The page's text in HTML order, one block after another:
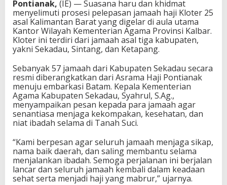
Pontianak, (IE) — Suasana haru dan khidmat
menyelimuti prosesi pelepasan jamaah haji Kloter 25
asal Kalimantan Barat yang digelar di aula utama
Kantor Wilayah Kementerian Agama Provinsi Kalbar.
Kloter ini terdiri dari jamaah asal tiga kabupaten,
yakni Sekadau, Sintang, dan Ketapang.
Sebanyak 57 jamaah dari Kabupaten Sekadau secara
resmi diberangkatkan dari Asrama Haji Pontianak
menuju embarkasi Batam. Kepala Kementerian
Agama Kabupaten Sekadau, Syahrul, S.Ag.,
menyampaikan pesan kepada para jamaah agar
senantiasa menjaga kekompakan, kesehatan, dan
niat ibadah selama di Tanah Suci.
“Kami berpesan agar seluruh jamaah menjaga sikap,
nama baik daerah, dan saling membantu selama
menjalankan ibadah. Semoga perjalanan ini berjalan
lancar dan seluruh jamaah kembali dalam keadaan
sehat serta menjadi haji yang mabrur,” ujarnya.